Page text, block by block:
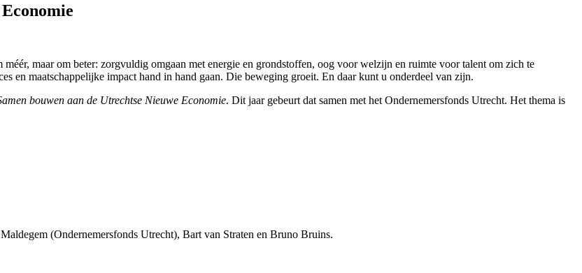
maar om beter: zorgvuldig omgaan met energie en grondstoffen, oog voor welzijn en ruimte voor talent om zich te
en maatschappelijke impact hand in hand gaan. Die beweging groeit. En daar kunt u onderdeel van zijn.
bouwen aan de Utrechtse Nieuwe Economie. Dit jaar gebeurt dat samen met het Ondernemersfonds Utrecht. Het thema is
(Ondernemersfonds Utrecht), Bart van Straten en Bruno Bruins.